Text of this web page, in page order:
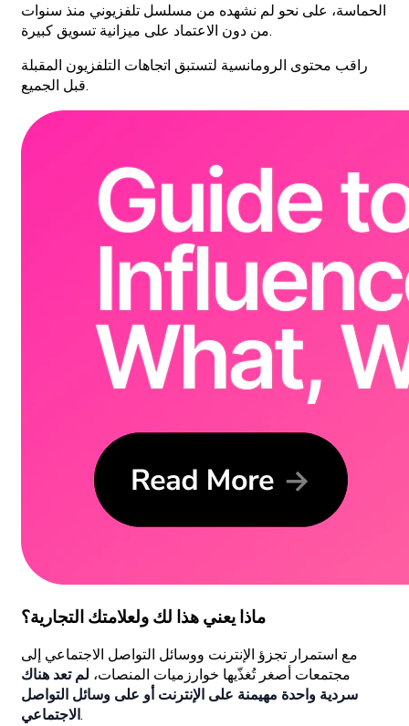
الحماسة، على نحو لم نشهده من مسلسل تلفزيوني منذ سنوات
من دون الاعتماد على ميزانية تسويق كبيرة.
راقب محتوى الرومانسية لتستبق اتجاهات التلفزيون المقبلة
قبل الجميع.
ماذا يعني هذا لك ولعلامتك التجارية؟
مع استمرار تجزؤ الإنترنت ووسائل التواصل الاجتماعي إلى
مجتمعات أصغر تُغذّيها خوارزميات المنصات، لم تعد هناك
سردية واحدة مهيمنة على الإنترنت أو على وسائل التواصل
الاجتماعي.